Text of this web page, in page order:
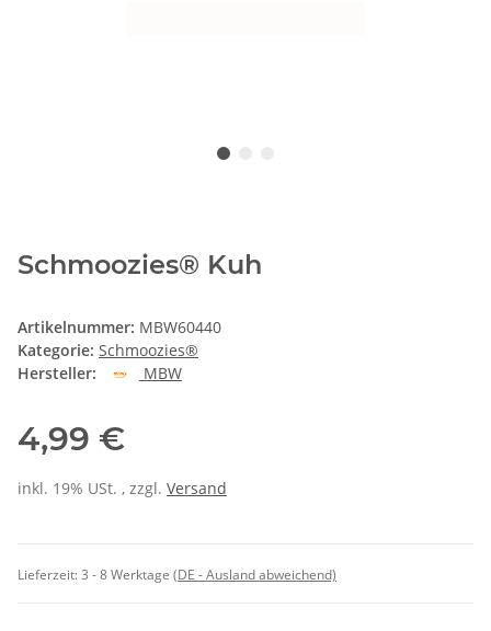
Schmoozies® Kuh
Artikelnummer: MBW60440
Kategorie: Schmoozies®
Hersteller:
MBW
4,99 €
inkl. 19% USt. , zzgl. Versand
Lieferzeit:3 - 8 Werktage (DE - Ausland abweichend)